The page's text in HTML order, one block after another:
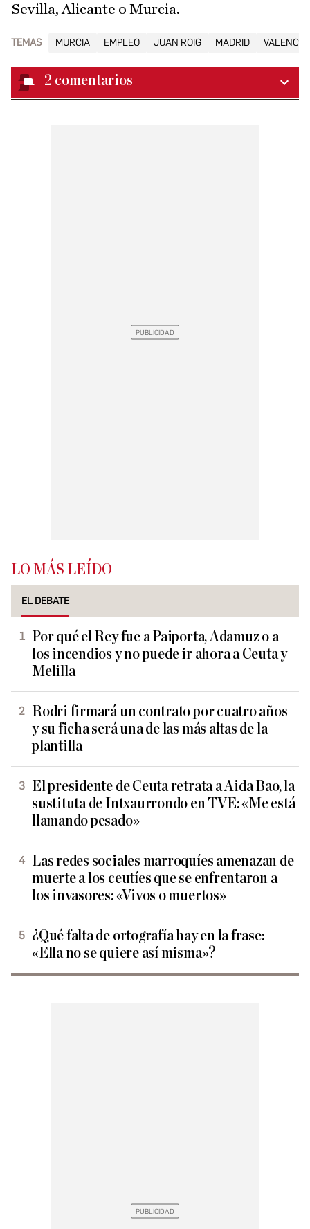
Sevilla, Alicante o Murcia.
TEMAS MURCIA EMPLEO JUAN ROIG MADRID VALENCIA
2 comentarios
LO MÁS LEÍDO
EL DEBATE
Por qué el Rey fue a Paiporta, Adamuz o a
los incendios y no puede ir ahora a Ceuta y
Melilla
Rodri firmará un contrato por cuatro años
y su ficha será una de las más altas de la
plantilla
El presidente de Ceuta retrata a Aida Bao, la
sustituta de Intxaurrondo en TVE: «Me está
llamando pesado»
Las redes sociales marroquíes amenazan de
muerte a los ceutíes que se enfrentaron a
los invasores: «Vivos o muertos»
¿Qué falta de ortografía hay en la frase:
«Ella no se quiere así misma»?